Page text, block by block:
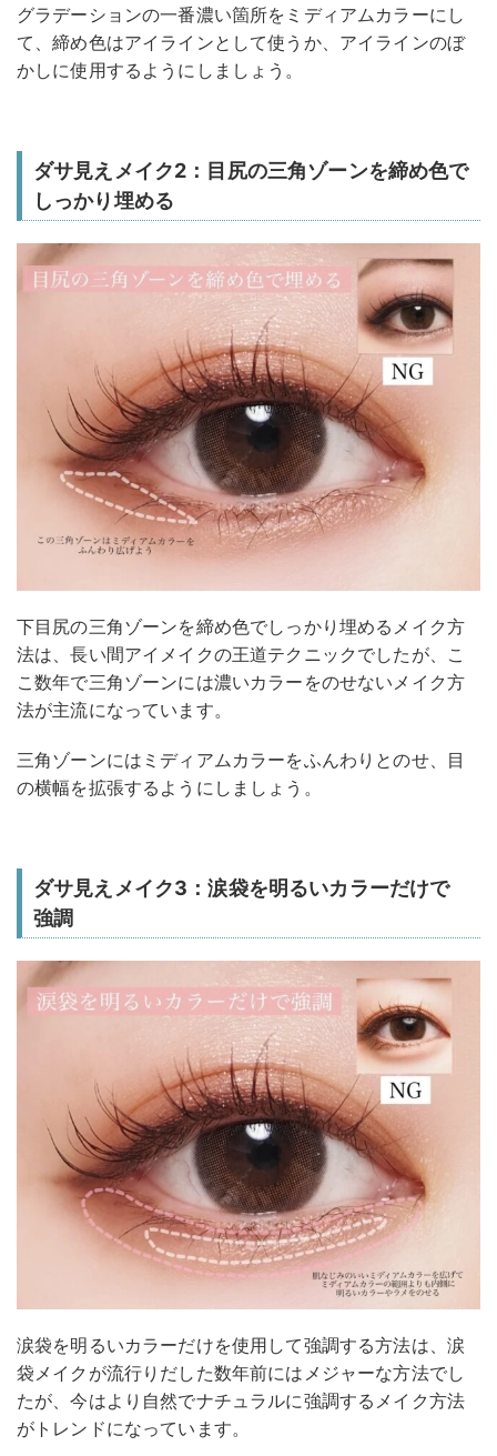
グラデーションの一番濃い箇所をミディアムカラーにし
て、締め色はアイラインとして使うか、アイラインのぼ
かしに使用するようにしましょう。
ダサ見えメイク2：目尻の三角ゾーンを締め色で
しっかり埋める
下目尻の三角ゾーンを締め色でしっかり埋めるメイク方
法は、長い間アイメイクの王道テクニックでしたが、こ
こ数年で三角ゾーンには濃いカラーをのせないメイク方
法が主流になっています。
三角ゾーンにはミディアムカラーをふんわりとのせ、目
の横幅を拡張するようにしましょう。
ダサ見えメイク3：涙袋を明るいカラーだけで
強調
涙袋を明るいカラーだけを使用して強調する方法は、涙
袋メイクが流行りだした数年前にはメジャーな方法でし
たが、今はより自然でナチュラルに強調するメイク方法
がトレンドになっています。